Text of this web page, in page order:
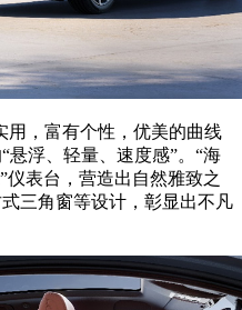
用，富有个性，优美的曲线
悬浮、轻量、速度感”。“海
仪表台，营造出自然雅致之
三角窗等设计，彰显出不凡